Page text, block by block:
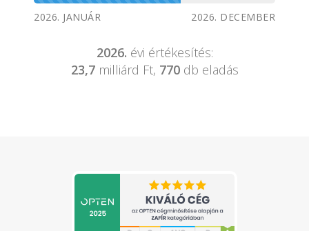
2026. JANUÁR 2026. DECEMBER
2026. évi értékesítés:
23,7milliárd Ft, 770db eladás